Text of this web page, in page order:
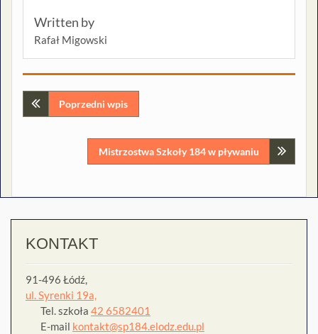
Written by
Rafał Migowski
Nawigacja
Poprzedni wpis
Mistrzostwa Szkoły 184 w pływaniu
KONTAKT
91-496 Łódź,
ul. Syrenki 19a,
Tel. szkoła 42 6582401
E-mail kontakt@sp184.elodz.edu.pl